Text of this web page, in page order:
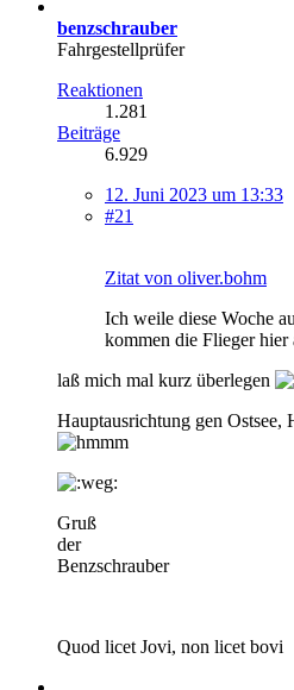
benzschrauber
Fahrgestellprüfer
Reaktionen
1.281
Beiträge
6.929
12. Juni 2023 um 13:33
#21
Zitat von oliver.bohm
Ich weile diese Woche
kommen die Flieger hier
laß mich mal kurz überlegen
Hauptausrichtung gen
Gruß
der
Benzschrauber
Quod licet Jovi, non licet bovi